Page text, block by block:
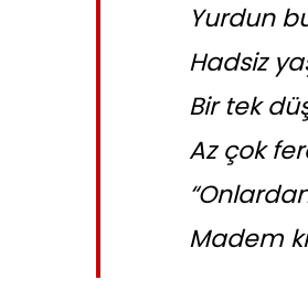
Yurdun
Hadsiz
Bir tek
Az çok
Madem